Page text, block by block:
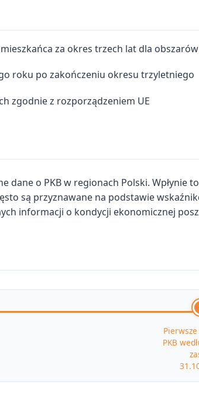
za okres trzech lat dla obszarów
roku po zakończeniu okresu trzyletniego
zgodnie z rozporządzeniem UE
o PKB w regionach Polski. Wpłynie
są przyznawane na podstawie
informacji o kondycji ekonomicznej
PKB